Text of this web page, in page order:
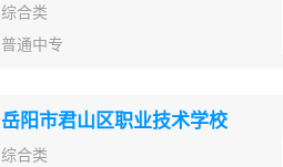
综合类
普通中专
岳阳市君山区职业技术学校
综合类